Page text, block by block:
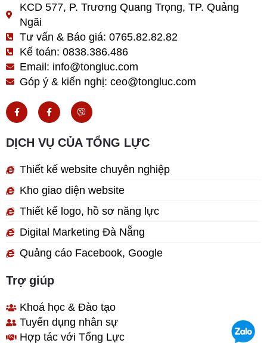
KCD 577, P. Trương Quang Trọng, TP. Quảng
Ngãi
Tư vấn & Báo giá: 0765.82.82.82
Kế toán: 0838.386.486
Email: info@tongluc.com
Góp ý & kiến nghị: ceo@tongluc.com
F
a
c
b
o
F
a
c
b
o
-
V
i
b
r
DỊCH VỤ CỦA TỔNG LỰC
Thiết kế website chuyên nghiệp
Kho giao diện website
Thiết kế logo, hồ sơ năng lực
Digital Marketing Đà Nẵng
Quảng cáo Facebook, Google
Trợ giúp
Khoá học & Đào tạo
Tuyển dụng nhân sự
Hợp tác với Tổng Lực